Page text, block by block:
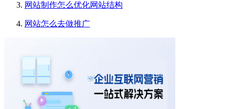
网站制作怎么优化网站结构
网站怎么去做推广